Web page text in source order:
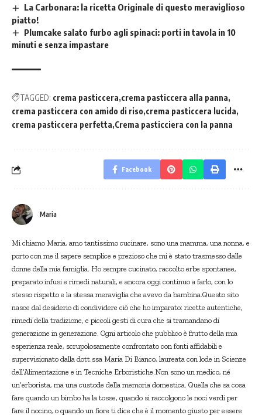
La Carbonara: la ricetta Originale di questo meraviglioso
piatto!
Plumcake salato furbo agli spinaci: porti in tavola in 10
minuti e senza impastare
TAGGED: crema pasticcera crema pasticcera alla panna
crema pasticcera con amido di riso crema pasticcera lucida
crema pasticcera perfetta Crema pasticciera con la panna
Facebook
Maria
Mi chiamo Maria, amo tantissimo cucinare, sono una mamma, una nonna, e
porto con me il sapere semplice e prezioso che mi è stato trasmesso dalle
donne della mia famiglia. Ho sempre cucinato, raccolto erbe spontanee,
preparato infusi e rimedi naturali, e ancora oggi continuo a farlo, con lo
stesso rispetto e la stessa meraviglia che avevo da bambina.Questo sito
nasce dal desiderio di condividere ciò che ho imparato: ricette autentiche,
rimedi della tradizione, e piccoli gesti di cura che si tramandano di
generazione in generazione. Ogni articolo che pubblico è frutto della mia
esperienza reale, scrupolosamente confrontato con fonti affidabili e
supervisionato dalla dott.ssa Maria Di Bianco, laureata con lode in Scienze
dell’Alimentazione e in Tecniche Erboristiche.Non sono un medico, né
un’erborista, ma una custode della memoria domestica. Quella che sa cosa
fare quando un bimbo ha la tosse, quando si raccolgono le noci verdi per
fare il nocino, o quando un fiore ti dice che è il momento giusto per essere